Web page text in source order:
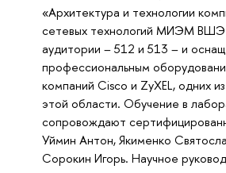
«Архитектура и технологии
сетевых технологий МИЭМ ВШЭ
аудитории – 512 и 513 – и
профессиональным
компаний Cisco и ZyXEL, одних
этой области. Обучение в
сопровождают
Уймин Антон, Якименко
Сорокин Игорь. Научное